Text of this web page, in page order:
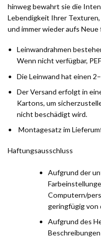
hinweg bewahrt sie die
Lebendigkeit Ihrer
und immer wieder aufs
Leinwandrahmen
Wenn nicht verfügbar,
Die Leinwand hat einen
Der Versand erfolgt in
Kartons, um
nicht beschädigt wird.
Montagesatz im
Haftungsausschluss
Aufgrund der
Computern/
geringfügig von
Aufgrund des